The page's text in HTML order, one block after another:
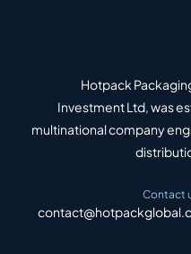
Hotpack
Investment Ltd, was
multinational company
Contact